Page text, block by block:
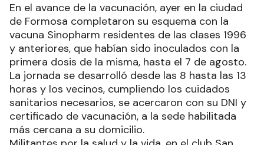
En el avance de la vacunación, ayer en la ciudad
de Formosa completaron su esquema con la
vacuna Sinopharm residentes de las clases 1996
y anteriores, que habían sido inoculados con la
primera dosis de la misma, hasta el 7 de agosto.
La jornada se desarrolló desde las 8 hasta las 13
horas y los vecinos, cumpliendo los cuidados
sanitarios necesarios, se acercaron con su DNI y
certificado de vacunación, a la sede habilitada
más cercana a su domicilio.